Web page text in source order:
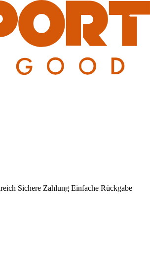
Sichere Zahlung Einfache Rückgabe